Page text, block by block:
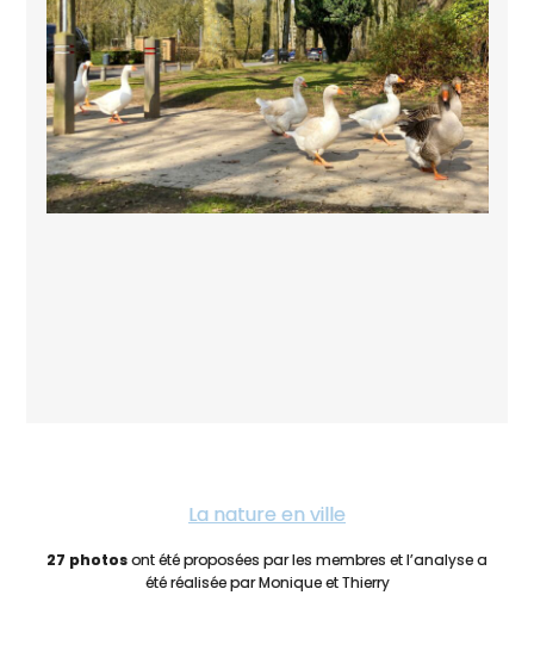
La nature en ville
27 photosont été proposées par les membres et l’analyse a
été réalisée par Monique et Thierry